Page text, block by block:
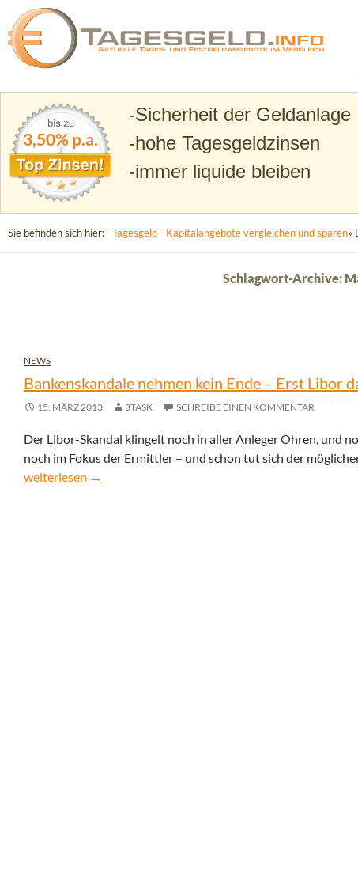
Tagesgeld.info – Tagesgeldkonten vergleichen und
3,50% p.a.
Sicherheit der Geldanlage
hohe Tagesgeldzinsen
immer liquide bleiben
Sie befinden sich hier: Tagesgeld - Kapitalangebote vergleichen und sparen»
Schlagwort-Archive:
NEWS
Bankenskandale nehmen kein Ende – Erst Libor
15. MÄRZ 2013 3TASK SCHREIBE EINEN KOMMENTAR
Der Libor-Skandal klingelt noch in aller Anleger Ohren, und
noch im Fokus der Ermittler – und schon tut sich der
Bankenskandale nehmen kein Ende – Erst Libor dann Gold?
weiterlesen →